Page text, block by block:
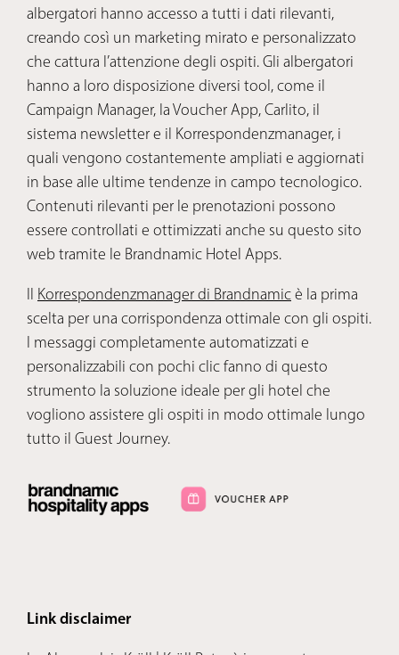
albergatori hanno accesso a tutti i dati rilevanti,
creando così un marketing mirato e personalizzato
che cattura l’attenzione degli ospiti. Gli albergatori
hanno a loro disposizione diversi tool, come il
Campaign Manager, la Voucher App, Carlito, il
sistema newsletter e il Korrespondenzmanager, i
quali vengono costantemente ampliati e aggiornati
in base alle ultime tendenze in campo tecnologico.
Contenuti rilevanti per le prenotazioni possono
essere controllati e ottimizzati anche su questo sito
web tramite le Brandnamic Hotel Apps.
Il Korrespondenzmanager di Brandnamicè la prima
scelta per una corrispondenza ottimale con gli ospiti.
I messaggi completamente automatizzati e
personalizzabili con pochi clic fanno di questo
strumento la soluzione ideale per gli hotel che
vogliono assistere gli ospiti in modo ottimale lungo
tutto il Guest Journey.
Link disclaimer